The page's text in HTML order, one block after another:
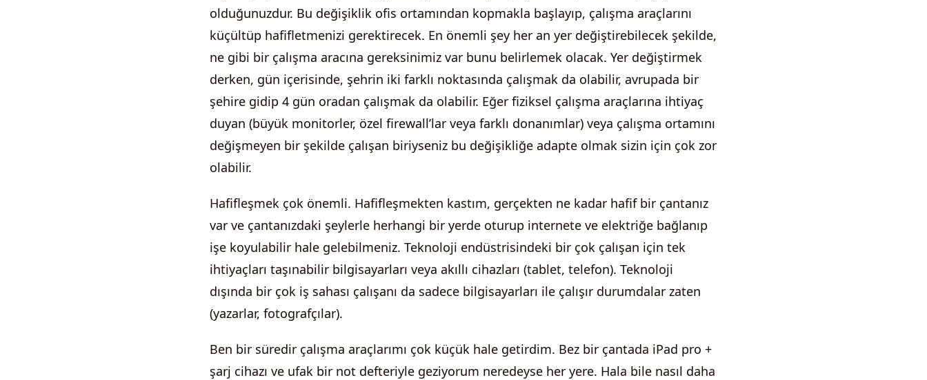
olduğunuzdur. Bu değişiklik ofis ortamından kopmakla başlayıp, çalışma araçlarını
küçültüp hafifletmenizi gerektirecek. En önemli şey her an yer değiştirebilecek şekilde,
ne gibi bir çalışma aracına gereksinimiz var bunu belirlemek olacak. Yer değiştirmek
derken, gün içerisinde, şehrin iki farklı noktasında çalışmak da olabilir, avrupada bir
şehire gidip 4 gün oradan çalışmak da olabilir. Eğer fiziksel çalışma araçlarına ihtiyaç
duyan (büyük monitorler, özel firewall’lar veya farklı donanımlar) veya çalışma ortamını
değişmeyen bir şekilde çalışan biriyseniz bu değişikliğe adapte olmak sizin için çok zor
olabilir.
Hafifleşmek çok önemli. Hafifleşmekten kastım, gerçekten ne kadar hafif bir çantanız
var ve çantanızdaki şeylerle herhangi bir yerde oturup internete ve elektriğe bağlanıp
işe koyulabilir hale gelebilmeniz. Teknoloji endüstrisindeki bir çok çalışan için tek
ihtiyaçları taşınabilir bilgisayarları veya akıllı cihazları (tablet, telefon). Teknoloji
dışında bir çok iş sahası çalışanı da sadece bilgisayarları ile çalışır durumdalar zaten
(yazarlar, fotografçılar).
Ben bir süredir çalışma araçlarımı çok küçük hale getirdim. Bez bir çantada iPad pro +
şarj cihazı ve ufak bir not defteriyle geziyorum neredeyse her yere. Hala bile nasıl daha